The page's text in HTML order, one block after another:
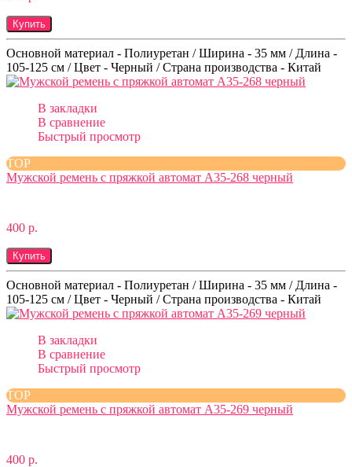
Купить
Основной материал - Полиуретан / Ширина - 35 мм / Длина -
105-125 см / Цвет - Черный / Страна производства - Китай
В закладки
В сравнение
Быстрый просмотр
TOP
Мужской ремень с пряжкой автомат A35-268 черный
400 р.
Купить
Основной материал - Полиуретан / Ширина - 35 мм / Длина -
105-125 см / Цвет - Черный / Страна производства - Китай
В закладки
В сравнение
Быстрый просмотр
TOP
Мужской ремень с пряжкой автомат A35-269 черный
400 р.